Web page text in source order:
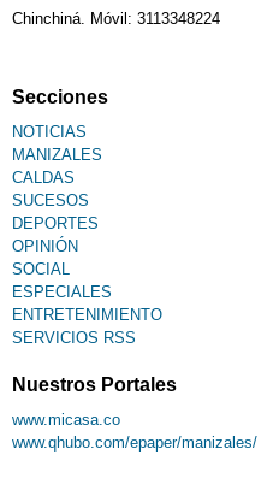
Chinchiná. Móvil: 3113348224
Secciones
NOTICIAS
MANIZALES
CALDAS
SUCESOS
DEPORTES
OPINIÓN
SOCIAL
ESPECIALES
ENTRETENIMIENTO
SERVICIOS RSS
Nuestros Portales
www.micasa.co
www.qhubo.com/epaper/manizales/